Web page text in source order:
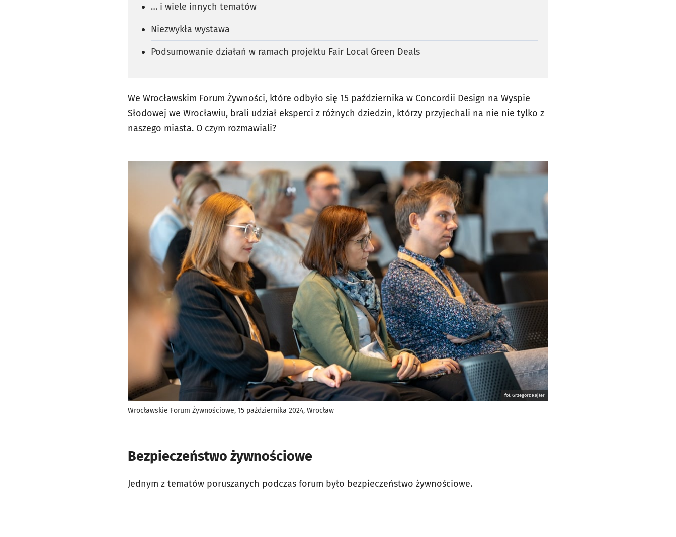
… i wiele innych tematów
Niezwykła wystawa
Podsumowanie działań w ramach projektu Fair Local Green Deals
We Wrocławskim Forum Żywności, które odbyło się 15 października w Concordii Design na Wyspie
Słodowej we Wrocławiu, brali udział eksperci z różnych dziedzin, którzy przyjechali na nie nie tylko z
naszego miasta. O czym rozmawiali?
fot. Grzegorz Rajter
Wrocławskie Forum Żywnościowe, 15 października 2024, Wrocław
Bezpieczeństwo żywnościowe
Jednym z tematów poruszanych podczas forum było bezpieczeństwo żywnościowe.